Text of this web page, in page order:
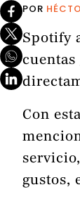
POR
Spotify
Con
gustos,